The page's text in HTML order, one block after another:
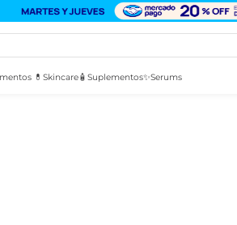
💊 Skincare🧴 Suplementos✨Serums